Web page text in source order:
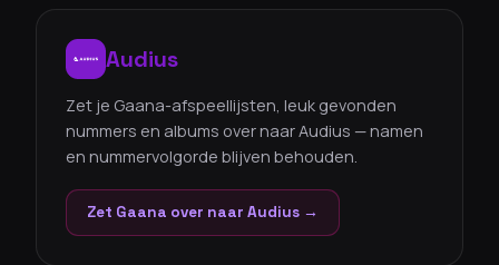
Audius
Zet je Gaana-afspeellijsten, leuk gevonden
nummers en albums over naar Audius — namen
en nummervolgorde blijven behouden.
Zet Gaana over naar Audius →